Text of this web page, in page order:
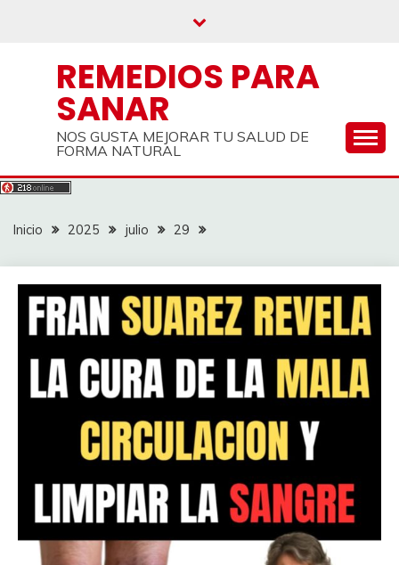
REMEDIOS PARA
SANAR
NOS GUSTA MEJORAR TU SALUD DE
FORMA NATURAL
Inicio 2025 julio 29